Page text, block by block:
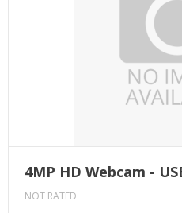
4MP HD Webcam -
NOT RATED